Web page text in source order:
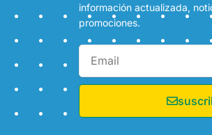
información actualizada,
promociones.